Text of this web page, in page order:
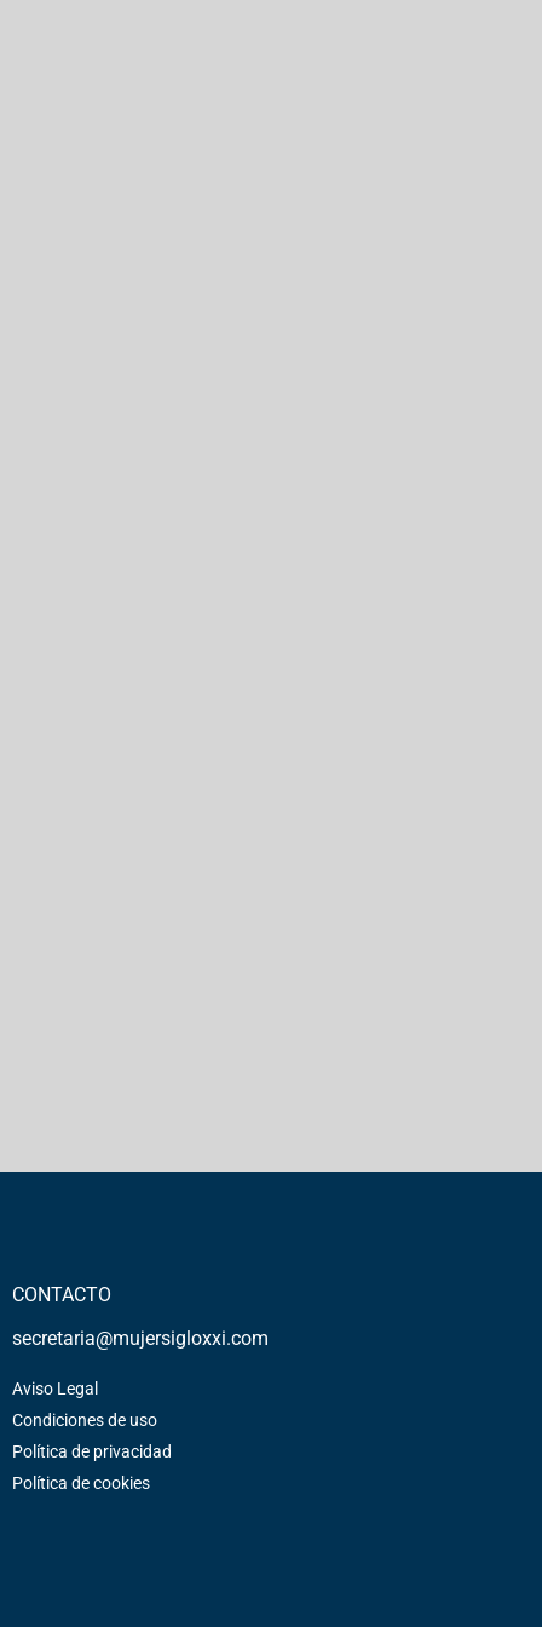
CONTACTO
secretaria@mujersigloxxi.com
Aviso Legal
Condiciones de uso
Política de privacidad
Política de cookies